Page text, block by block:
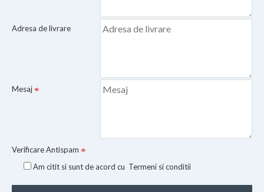
Adresa de livrare
Mesaj
Verificare Antispam
Am citit si sunt de acord cu Termeni si conditii